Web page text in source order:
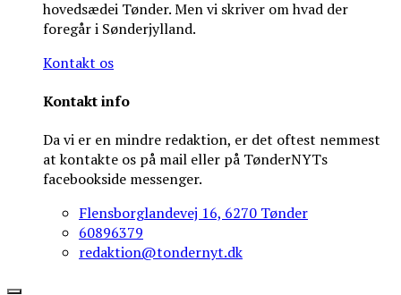
hovedsædei Tønder. Men vi skriver om hvad der
foregår i Sønderjylland.
Kontakt os
Kontakt info
Da vi er en mindre redaktion, er det oftest nemmest
at kontakte os på mail eller på TønderNYTs
facebookside messenger.
Flensborglandevej 16, 6270 Tønder
60896379
redaktion@tondernyt.dk